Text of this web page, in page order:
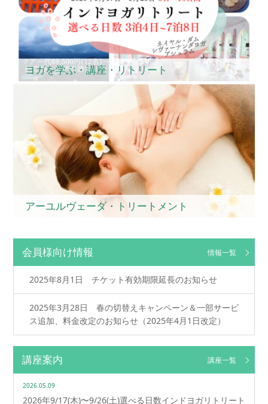
ヨガを学ぶ・講座・リトリート
アーユルヴェーダ・トリートメント
会員様向け情報 情報一覧
2025年8月1日 チケット有効期限延長のお知らせ
2025年3月28日 春の切替えキャンペーン＆一部サービ
ス追加、料金改定のお知らせ（2025年4月1日改定）
講座案内 講座一覧
2026.05.09
2026年9/17(木)〜9/26(土)選べる日数インドヨガリトリート